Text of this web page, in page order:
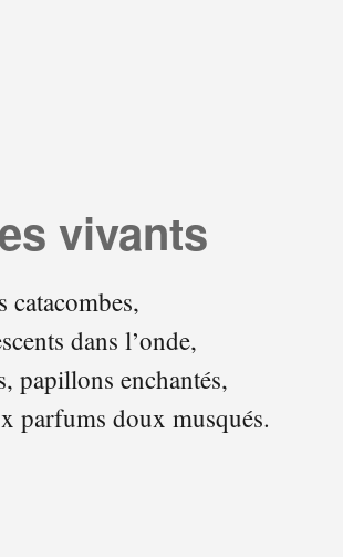
vivants
catacombes,
dans l’onde,
papillons enchantés,
parfums doux musqués.